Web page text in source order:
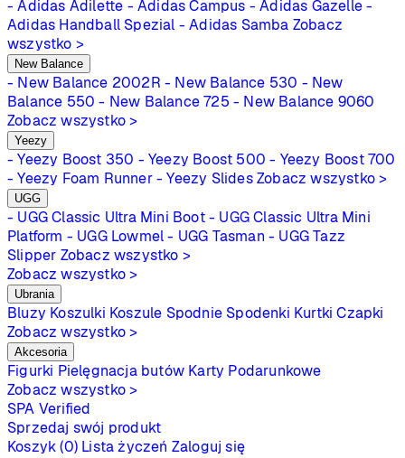
- Adidas Adilette - Adidas Campus - Adidas Gazelle -
Adidas Handball Spezial - Adidas Samba Zobacz
wszystko >
New Balance
- New Balance 2002R - New Balance 530 - New
Balance 550 - New Balance 725 - New Balance 9060
Zobacz wszystko >
Yeezy
- Yeezy Boost 350 - Yeezy Boost 500 - Yeezy Boost 700
- Yeezy Foam Runner - Yeezy Slides Zobacz wszystko >
UGG
- UGG Classic Ultra Mini Boot - UGG Classic Ultra Mini
Platform - UGG Lowmel - UGG Tasman - UGG Tazz
Slipper Zobacz wszystko >
Zobacz wszystko >
Ubrania
Bluzy Koszulki Koszule Spodnie Spodenki Kurtki Czapki
Zobacz wszystko >
Akcesoria
Figurki Pielęgnacja butów Karty Podarunkowe
Zobacz wszystko >
SPA Verified
Sprzedaj swój produkt
Koszyk (0) Lista życzeń Zaloguj się